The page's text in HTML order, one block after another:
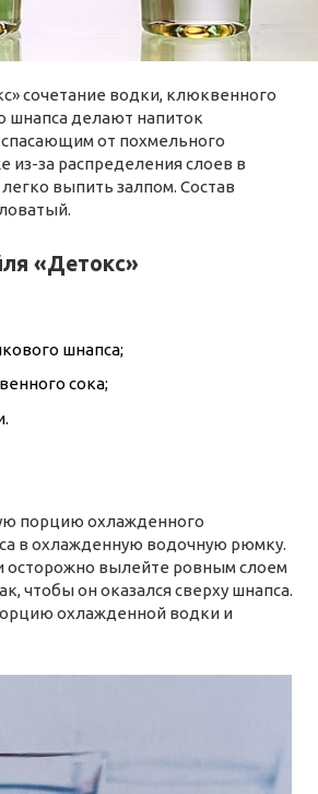
сочетание водки, клюквенного
шнапса делают напиток
от похмельного
из-за распределения слоев в
выпить залпом. Состав
«Детокс»
шнапса;
сока;
порцию охлажденного
в охлаж­денную водочную рюмку.
вылейте ровным слоем
чтобы он оказался сверху шнапса.
охлажден­ной водки и